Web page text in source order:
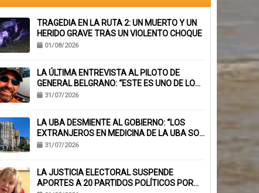
TRAGEDIA EN LA RUTA 2: UN MUERTO Y UN
HERIDO GRAVE TRAS UN VIOLENTO CHOQUE
01/08/2026
LA ÚLTIMA ENTREVISTA AL PILOTO DE
GENERAL BELGRANO: “ESTE ES UNO DE LOS
TRABAJOS CON MÁS RIESGO”
31/07/2026
LA UBA DESMIENTE AL GOBIERNO: “LOS
EXTRANJEROS EN MEDICINA DE LA UBA SON
EL 6,1%, NO EL 40%”
31/07/2026
LA JUSTICIA ELECTORAL SUSPENDE
APORTES A 20 PARTIDOS POLÍTICOS POR